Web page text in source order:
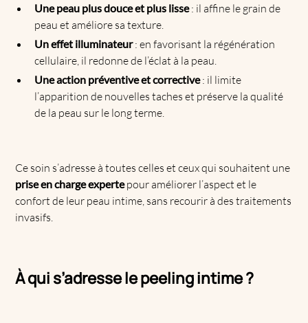
Une peau plus douce et plus lisse: il affine le grain de
peau et améliore sa texture.
Un effet illuminateur: en favorisant la régénération
cellulaire, il redonne de l’éclat à la peau.
Une action préventive et corrective: il limite
l’apparition de nouvelles taches et préserve la qualité
de la peau sur le long terme.
Ce soin s’adresse à toutes celles et ceux qui souhaitent une
prise en charge expertepour améliorer l’aspect et le
confort de leur peau intime, sans recourir à des traitements
invasifs.
À qui s’adresse le peeling intime ?